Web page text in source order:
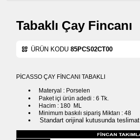
Tabaklı Çay Fincanı
ÜRÜN KODU 85PCS02CT00
PİCASSO ÇAY FİNCANI TABAKLI
Materyal : Porselen
Paket içi ürün adedi : 6 Tk.
Hacim : 180 ML
Minimum baskılı sipariş Miktarı : 48
Standart orijinal kutusunda teslimat